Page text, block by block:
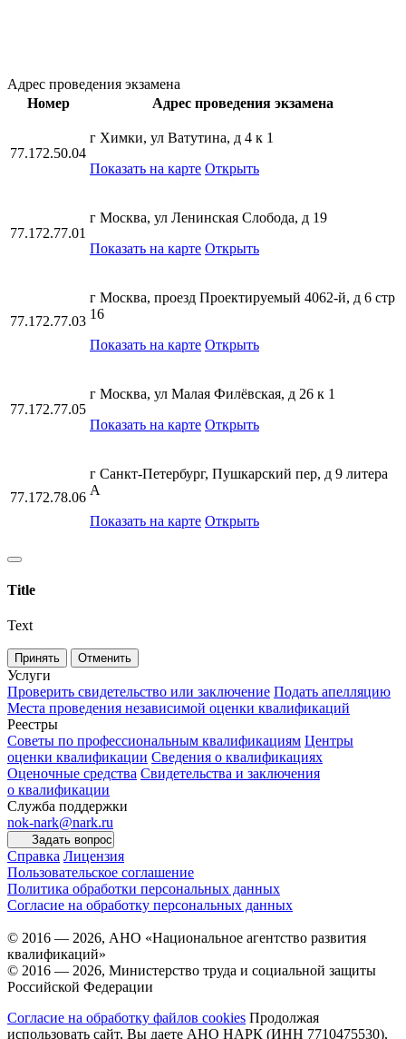
Адрес проведения экзамена
Номер
Адрес проведения экзамена
77.172.50.04
г Химки, ул Ватутина, д 4 к 1
Показать на карте Открыть
77.172.77.01
г Москва, ул Ленинская Слобода, д 19
Показать на карте Открыть
77.172.77.03
г Москва, проезд Проектируемый 4062-й, д 6 стр
16
Показать на карте Открыть
77.172.77.05
г Москва, ул Малая Филёвская, д 26 к 1
Показать на карте Открыть
77.172.78.06
г Санкт-Петербург, Пушкарский пер, д 9 литера
А
Показать на карте Открыть
Title
Text
Принять Отменить
Услуги
Проверить свидетельство или заключение Подать апелляцию
Места проведения независимой оценки квалификаций
Реестры
Советы по профессиональным квалификациям Центры
оценки квалификации Сведения о квалификациях
Оценочные средства Свидетельства и заключения
о квалификации
Служба поддержки
nok-nark@nark.ru
Задать вопрос
Справка Лицензия
Пользовательское соглашение
Политика обработки персональных данных
Согласие на обработку персональных данных
© 2016 — 2026, АНО «Национальное агентство развития
квалификаций»
© 2016 — 2026, Министерство труда и социальной защиты
Российской Федерации
Согласие на обработку файлов cookies Продолжая
использовать сайт, Вы даете АНО НАРК (ИНН 7710475530),